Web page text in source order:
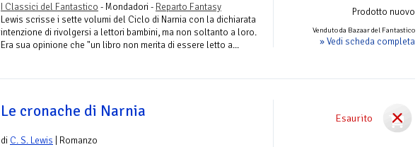
Prodotto nuovo
Venduto da Bazaar del Fantastico
» Vedi scheda completa
I Classici del Fantastico - Mondadori - Reparto Fantasy
Lewis scrisse i sette volumi del Ciclo di Narnia con la dichiarata
intenzione di rivolgersi a lettori bambini, ma non soltanto a loro.
Era sua opinione che "un libro non merita di essere letto a...
Esaurito
Le cronache di Narnia
di C. S. Lewis | Romanzo